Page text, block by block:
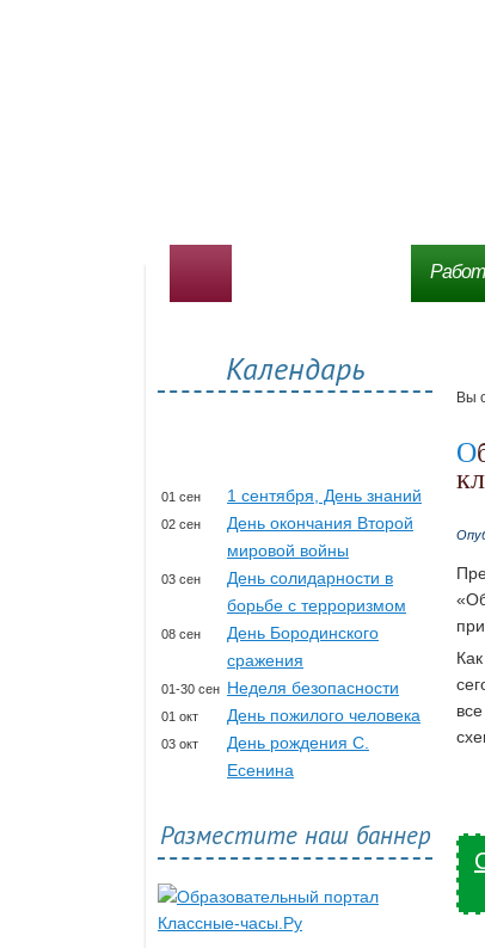
Вы
Образование и разнообразие почв – презентация, 4
Календарь
01 сен 1 сентября, День знаний
02 сен
День окончания Второй
мировой войны
03 сен
День солидарности в
борьбе с терроризмом
08 сен
День Бородинского
сражения
01-30 сен Неделя безопасности
01 окт День пожилого человека
03 окт
День рождения С.
Есенина
Разместите наш баннер